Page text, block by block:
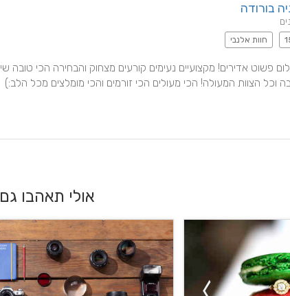
בורודה
חוות אלנבי
הצוות המעולה! הכי מעולים הכי זורמים והכי מומלצים מכל הלב:)
אולי תאהבו גם